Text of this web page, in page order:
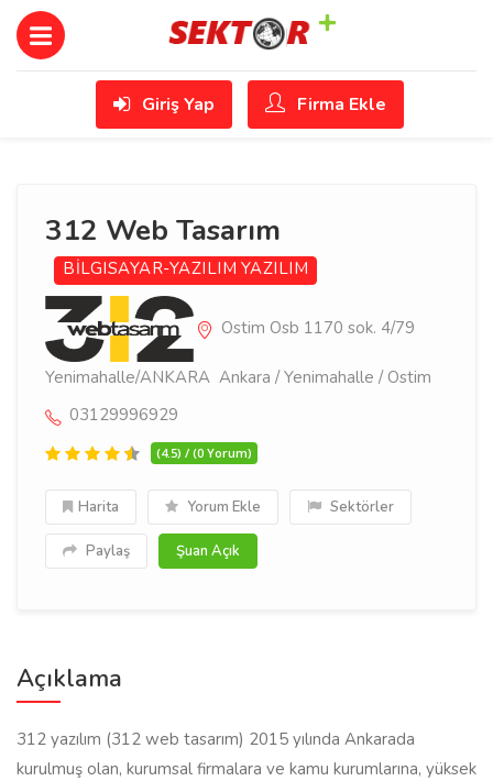
Giriş Yap Firma Ekle
312 Web Tasarım
BİLGISAYAR-YAZILIM YAZILIM
Ostim Osb 1170 sok. 4/79
Yenimahalle/ANKARA Ankara / Yenimahalle / Ostim
03129996929
(4.5) / (0 Yorum)
Harita Yorum Ekle Sektörler
Paylaş Şuan Açık
Açıklama
312 yazılım (312 web tasarım) 2015 yılında Ankarada
kurulmuş olan, kurumsal firmalara ve kamu kurumlarına, yüksek